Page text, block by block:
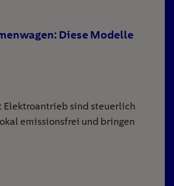
Diese Modelle
Elektroantrieb sind steuerlich
emissionsfrei und bringen